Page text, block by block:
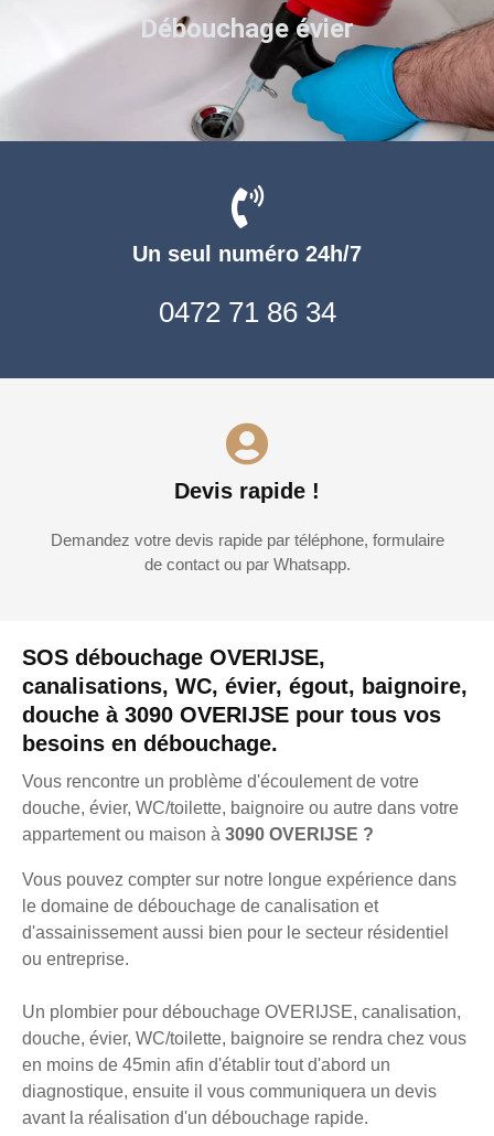
SOS débouchage OVERIJSE,
canalisations, WC, évier, égout, baignoire,
douche à 3090 OVERIJSE pour tous vos
besoins en débouchage.
Vous rencontre un problème d'écoulement de votre
douche, évier, WC/toilette, baignoire ou autre dans votre
appartement ou maison à 3090 OVERIJSE ?
Vous pouvez compter sur notre longue expérience dans
le domaine de débouchage de canalisation et
d'assainissement aussi bien pour le secteur résidentiel
ou entreprise.
Un plombier pour débouchage OVERIJSE, canalisation,
douche, évier, WC/toilette, baignoire se rendra chez vous
en moins de 45min afin d'établir tout d'abord un
diagnostique, ensuite il vous communiquera un devis
avant la réalisation d'un débouchage rapide.
Un seul numéro 24h/7
0472 71 86 34
Devis rapide !
Demandez votre devis rapide par téléphone, formulaire
de contact ou par Whatsapp.
Débouchage évier